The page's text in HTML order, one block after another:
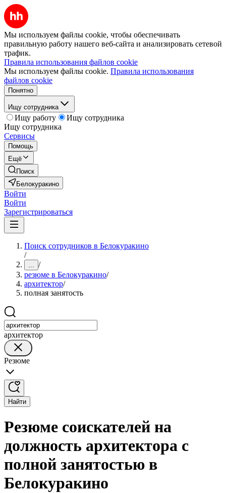
Мы используем файлы cookie, чтобы обеспечивать
правильную работу нашего веб-сайта и анализировать сетевой
трафик.
Правила использования файлов cookie
Мы используем файлы cookie. Правила использования
файлов cookie
Понятно
Ищу сотрудника
Ищу работу
Ищу сотрудника
Ищу сотрудника
Сервисы
Помощь
Ещё
Поиск
Белокуракино
Войти
Войти
Зарегистрироваться
Поиск сотрудников в Белокуракино
/
... /
резюме в Белокуракино/
архитектор/
полная занятость
архитектор
Резюме
Найти
Резюме соискателей на
должность архитектора с
полной занятостью в
Белокуракино